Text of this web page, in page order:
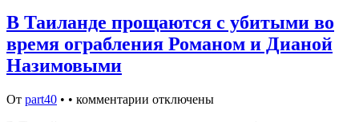
В Таиланде прощаются с убитыми во
время ограбления Романом и Дианой
Назимовыми
От part40 • • комментарии отключены